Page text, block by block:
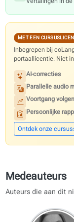
de leerapp. Voor
of
GRATIS
Bij elk gedrukt
Audio en video
Open via QR-
Visuele
Basisapp om
Vertalingen in
Inbegrepen bij
portaallicentie.
AI-correcties